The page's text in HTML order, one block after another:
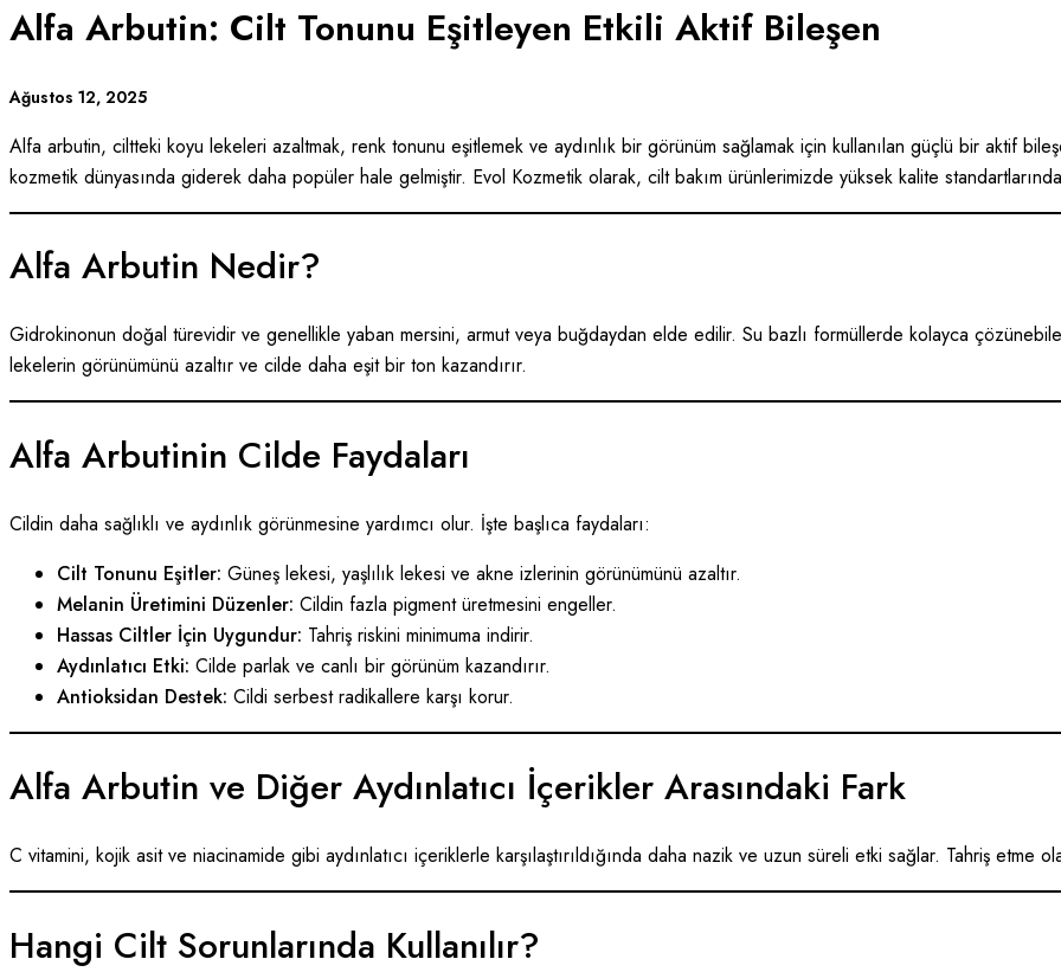
Alfa Arbutin: Cilt Tonunu Eşitleyen Etkili Aktif Bileşen
Ağustos 12, 2025
Alfa arbutin, ciltteki koyu lekeleri azaltmak, renk tonunu eşitlemek ve aydınlık bir görünüm sağlamak için kullanılan güçlü bir aktif
kozmetik dünyasında giderek daha popüler hale gelmiştir. Evol Kozmetik olarak, cilt bakım ürünlerimizde yüksek kalite
Alfa Arbutin Nedir?
Gidrokinonun doğal türevidir ve genellikle yaban mersini, armut veya buğdaydan elde edilir. Su bazlı formüllerde kolayca
lekelerin görünümünü azaltır ve cilde daha eşit bir ton kazandırır.
Alfa Arbutinin Cilde Faydaları
Cildin daha sağlıklı ve aydınlık görünmesine yardımcı olur. İşte başlıca faydaları:
Cilt Tonunu Eşitler: Güneş lekesi, yaşlılık lekesi ve akne izlerinin görünümünü azaltır.
Melanin Üretimini Düzenler: Cildin fazla pigment üretmesini engeller.
Hassas Ciltler İçin Uygundur: Tahriş riskini minimuma indirir.
Aydınlatıcı Etki: Cilde parlak ve canlı bir görünüm kazandırır.
Antioksidan Destek: Cildi serbest radikallere karşı korur.
Alfa Arbutin ve Diğer Aydınlatıcı İçerikler Arasındaki Fark
C vitamini, kojik asit ve niacinamide gibi aydınlatıcı içeriklerle karşılaştırıldığında daha nazik ve uzun süreli etki sağlar. Tahriş etme
Hangi Cilt Sorunlarında Kullanılır?